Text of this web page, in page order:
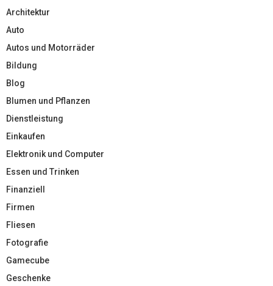
Architektur
Auto
Autos und Motorräder
Bildung
Blog
Blumen und Pflanzen
Dienstleistung
Einkaufen
Elektronik und Computer
Essen und Trinken
Finanziell
Firmen
Fliesen
Fotografie
Gamecube
Geschenke